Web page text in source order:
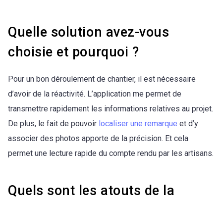
Quelle solution avez-vous
choisie et pourquoi ?
Pour un bon déroulement de chantier, il est nécessaire
d’avoir de la réactivité. L’application me permet de
transmettre rapidement les informations relatives au projet.
De plus, le fait de pouvoir localiser une remarque et d’y
associer des photos apporte de la précision. Et cela
permet une lecture rapide du compte rendu par les artisans.
Quels sont les atouts de la